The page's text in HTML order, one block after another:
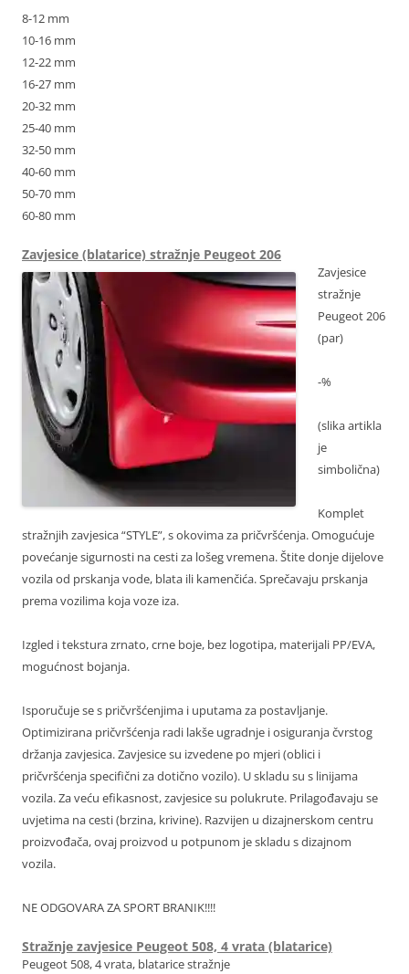
8-12 mm
10-16 mm
12-22 mm
16-27 mm
20-32 mm
25-40 mm
32-50 mm
40-60 mm
50-70 mm
60-80 mm
Zavjesice (blatarice) stražnje Peugeot 206
Zavjesice
stražnje
Peugeot 206
(par)
-%
(slika artikla
je
simbolična)
Komplet
stražnjih zavjesica “STYLE”, s okovima za pričvršćenja. Omogućuje
povećanje sigurnosti na cesti za lošeg vremena. Štite donje dijelove
vozila od prskanja vode, blata ili kamenčića. Sprečavaju prskanja
prema vozilima koja voze iza.
Izgled i tekstura zrnato, crne boje, bez logotipa, materijali PP/EVA,
mogućnost bojanja.
Isporučuje se s pričvršćenjima i uputama za postavljanje.
Optimizirana pričvršćenja radi lakše ugradnje i osiguranja čvrstog
držanja zavjesica. Zavjesice su izvedene po mjeri (oblici i
pričvršćenja specifični za dotično vozilo). U skladu su s linijama
vozila. Za veću efikasnost, zavjesice su polukrute. Prilagođavaju se
uvjetima na cesti (brzina, krivine). Razvijen u dizajnerskom centru
proizvođača, ovaj proizvod u potpunom je skladu s dizajnom
vozila.
NE ODGOVARA ZA SPORT BRANIK!!!!
Stražnje zavjesice Peugeot 508, 4 vrata (blatarice)
Peugeot 508, 4 vrata, blatarice stražnje